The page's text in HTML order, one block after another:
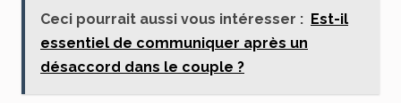
Ceci pourrait aussi vous intéresser : Est-il
essentiel de communiquer après un
désaccord dans le couple ?